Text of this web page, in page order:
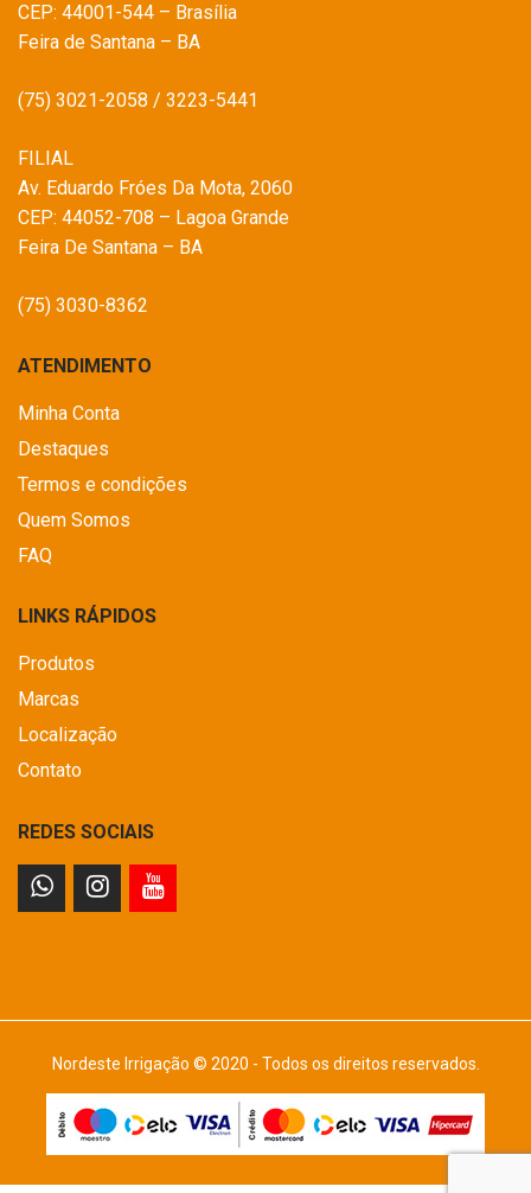
CEP: 44001-544 – Brasília
Feira de Santana – BA
(75) 3021-2058 / 3223-5441
FILIAL
Av. Eduardo Fróes Da Mota, 2060
CEP: 44052-708 – Lagoa Grande
Feira De Santana – BA
(75) 3030-8362
ATENDIMENTO
Minha Conta
Destaques
Termos e condições
Quem Somos
FAQ
LINKS RÁPIDOS
Produtos
Marcas
Localização
Contato
REDES SOCIAIS
Nordeste Irrigação © 2020 - Todos os direitos reservados.